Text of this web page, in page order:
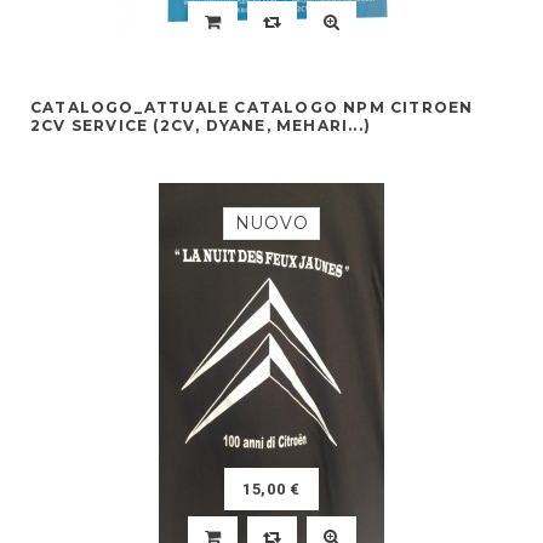
CATALOGO_ATTUALE CATALOGO NPM CITROEN
2CV SERVICE (2CV, DYANE, MEHARI...)
NUOVO
15,00 €